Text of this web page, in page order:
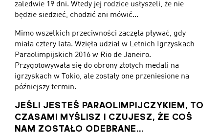
zaledwie 19 dni. Wtedy jej rodzice usłyszeli, że nie
będzie siedzieć, chodzić ani mówić...
Mimo wszelkich przeciwności zaczęła pływać, gdy
miała cztery lata. Wzięła udział w Letnich Igrzyskach
Paraolimpijskich 2016 w Rio de Janeiro.
Przygotowywała się do obrony złotych medali na
igrzyskach w Tokio, ale zostały one przeniesione na
późniejszy termin.
JEŚLI JESTEŚ PARAOLIMPIJCZYKIEM, TO
CZASAMI MYŚLISZ I CZUJESZ, ŻE COŚ
NAM ZOSTAŁO ODEBRANE...